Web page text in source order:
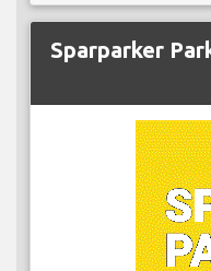
Sparparker